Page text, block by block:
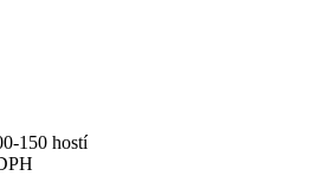
150 hostí